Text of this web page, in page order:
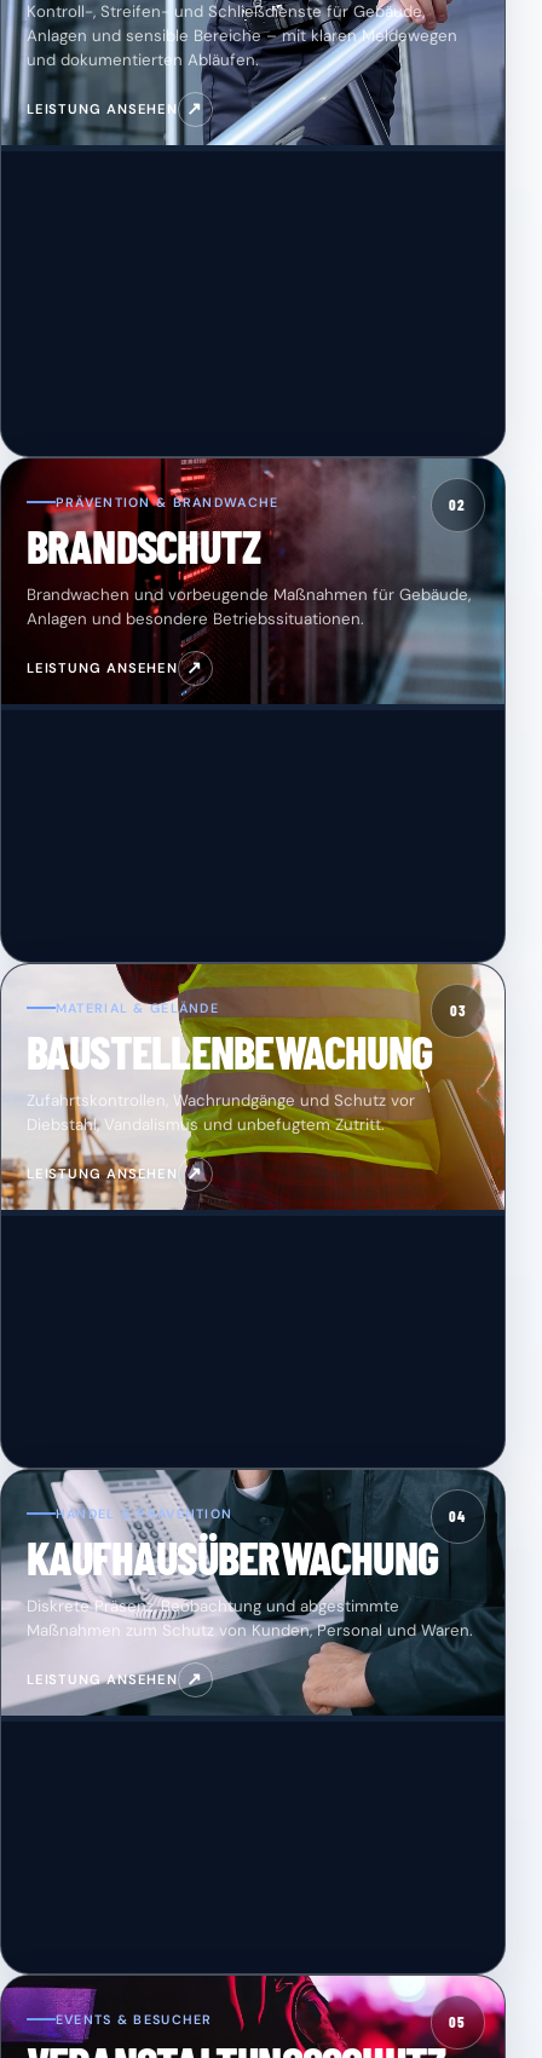
Kontroll-, Streifen- und Schließdienste für Gebäude,
Anlagen und sensible Bereiche – mit klaren Meldewegen
und dokumentierten Abläufen.
LEISTUNG ANSEHEN ↗
02
PRÄVENTION & BRANDWACHE
BRANDSCHUTZ
Brandwachen und vorbeugende Maßnahmen für Gebäude,
Anlagen und besondere Betriebssituationen.
LEISTUNG ANSEHEN ↗
03
MATERIAL & GELÄNDE
BAUSTELLENBEWACHUNG
Zufahrtskontrollen, Wachrundgänge und Schutz vor
Diebstahl, Vandalismus und unbefugtem Zutritt.
LEISTUNG ANSEHEN ↗
04
HANDEL & PRÄVENTION
KAUFHAUSÜBERWACHUNG
Diskrete Präsenz, Beobachtung und abgestimmte
Maßnahmen zum Schutz von Kunden, Personal und Waren.
LEISTUNG ANSEHEN ↗
05
EVENTS & BESUCHER